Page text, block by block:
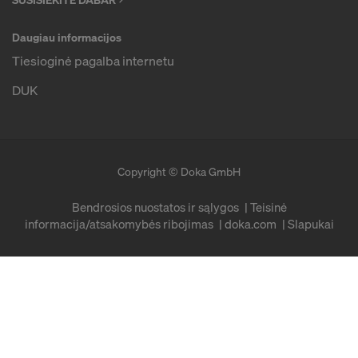
Daugiau informacijos
Tiesioginė pagalba internetu
DUK
Copyright © Doka GmbH
Bendrosios nuostatos ir sąlygos
Teisinė
informacija/atsakomybės ribojimas
doka.com Slapukai